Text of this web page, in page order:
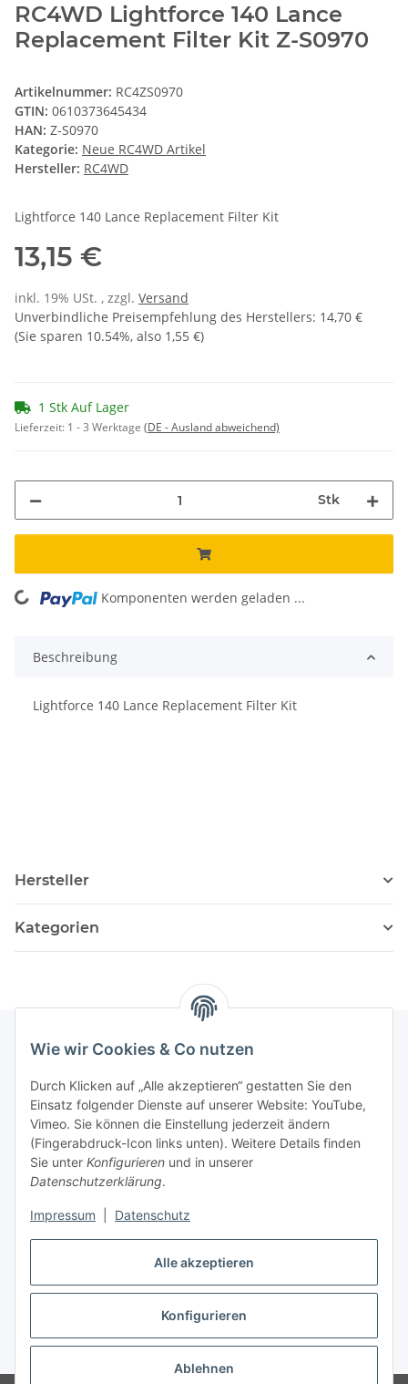
Alle akzeptieren
Konfigurieren
Ablehnen
Wie wir Cookies & Co nutzen
Durch Klicken auf „Alle akzeptieren“ gestatten Sie den
Einsatz folgender Dienste auf unserer Website: YouTube,
Vimeo. Sie können die Einstellung jederzeit ändern
(Fingerabdruck-Icon links unten). Weitere Details finden
Sie unter Konfigurieren und in unserer
Datenschutzerklärung.
Impressum Datenschutz
RC4WD Lightforce 140 Lance
Replacement Filter Kit Z-S0970
Artikelnummer: RC4ZS0970
GTIN: 0610373645434
HAN: Z-S0970
Kategorie: Neue RC4WD Artikel
Hersteller: RC4WD
Lightforce 140 Lance Replacement Filter Kit
13,15 €
inkl. 19% USt. , zzgl. Versand
Unverbindliche Preisempfehlung des Herstellers: 14,70 €
(Sie sparen 10.54%, also 1,55 €)
1 Stk Auf Lager
Lieferzeit: 1 - 3 Werktage (DE - Ausland abweichend)
Stk
Loading... Komponenten werden geladen ...
Beschreibung
Lightforce 140 Lance Replacement Filter Kit
Hersteller
Kategorien
Informationen
036204. 803903
Achtung!!!
16:00 – 19:00 Uhr
Vertrag widerrufen
* Alle Preise inkl. gesetzlicher USt., zzgl.Versand